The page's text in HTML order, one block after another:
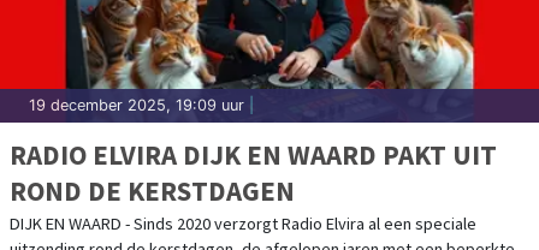
19 december 2025, 19:09 uur
RADIO ELVIRA DIJK EN WAARD PAKT UIT
ROND DE KERSTDAGEN
DIJK EN WAARD - Sinds 2020 verzorgt Radio Elvira al een speciale